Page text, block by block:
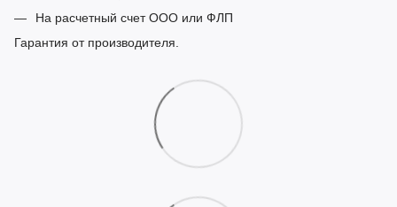
На расчетный счет ООО или ФЛП
Гарантия от производителя.